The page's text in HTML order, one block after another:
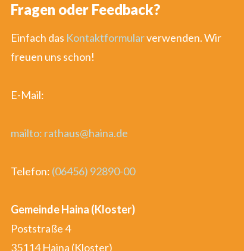
Fragen oder Feedback?
Einfach das Kontaktformularverwenden. Wir
freuen uns schon!
E-Mail:
mailto: rathaus@haina.de
Telefon: (06456) 92890-00
Gemeinde Haina (Kloster)
Poststraße 4
35114 Haina (Kloster)